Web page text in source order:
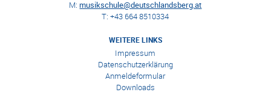
M: musikschule@deutschlandsberg.at
T: +43 664 8510334
WEITERE LINKS
Impressum
Datenschutzerklärung
Anmeldeformular
Downloads